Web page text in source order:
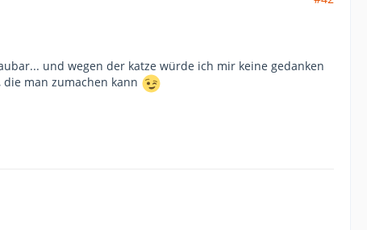
und wegen der katze würde ich mir keine gedanken
man zumachen kann